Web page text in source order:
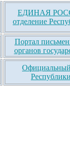
ЕДИНАЯ
отделение
Портал
органов
Официальный